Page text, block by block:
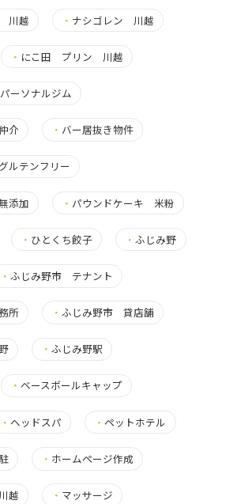
川越 ・ ナシゴレン 川越
・ にこ田 プリン 川越
パーソナルジム
介 ・ バー居抜き物件
ルテンフリー
添加 ・ パウンドケーキ 米粉
・ ひとくち餃子 ・ふじみ野
・ふじみ野市 テナント
所 ・ふじみ野市 貸店舗
・ふじみ野駅
・ ベースボールキャップ
・ ヘッドスパ ・ペットホテル
・ ホームページ作成
越 ・ マッサージ